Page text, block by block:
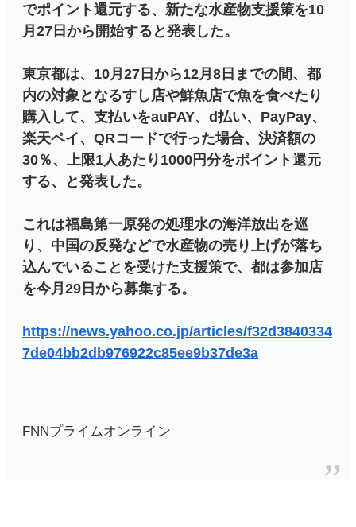
でポイント還元する、新たな水産物支援策を10
月27日から開始すると発表した。
東京都は、10月27日から12月8日までの間、都
内の対象となるすし店や鮮魚店で魚を食べたり
購入して、支払いをauPAY、d払い、PayPay、
楽天ペイ、QRコードで行った場合、決済額の
30％、上限1人あたり1000円分をポイント還元
する、と発表した。
これは福島第一原発の処理水の海洋放出を巡
り、中国の反発などで水産物の売り上げが落ち
込んでいることを受けた支援策で、都は参加店
を今月29日から募集する。
https://news.yahoo.co.jp/articles/f32d3840334
7de04bb2db976922c85ee9b37de3a
FNNプライムオンライン